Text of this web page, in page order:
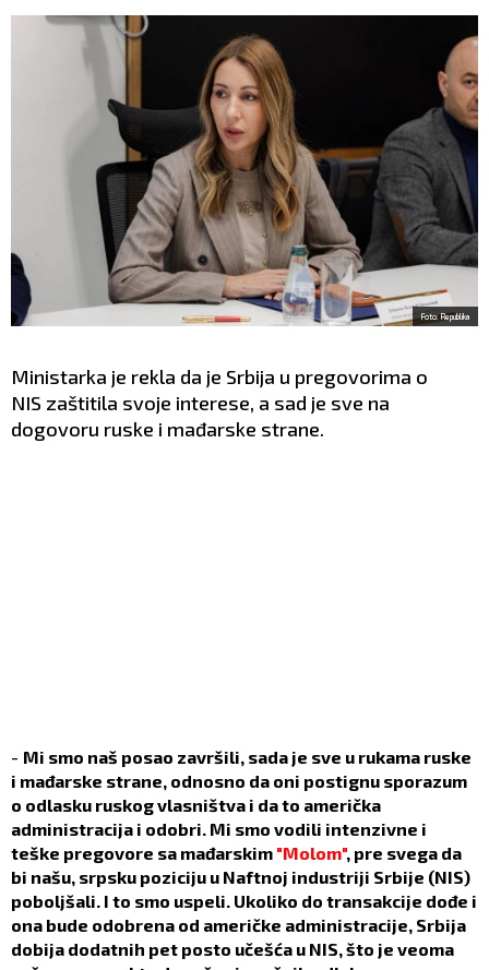
Foto: Republika
Ministarka je rekla da je Srbija u pregovorima o
NIS zaštitila svoje interese, a sad je sve na
dogovoru ruske i mađarske strane.
- Mi smo naš posao završili, sada je sve u rukama ruske
i mađarske strane, odnosno da oni postignu sporazum
o odlasku ruskog vlasništva i da to američka
administracija i odobri. Mi smo vodili intenzivne i
teške pregovore sa mađarskim "Molom", pre svega da
bi našu, srpsku poziciju u Naftnoj industriji Srbije (NIS)
poboljšali. I to smo uspeli. Ukoliko do transakcije dođe i
ona bude odobrena od američke administracije, Srbija
dobija dodatnih pet posto učešća u NIS, što je veoma